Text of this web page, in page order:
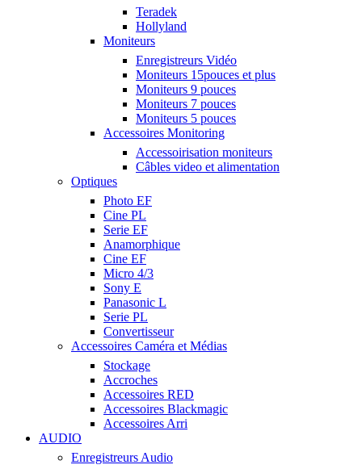
Teradek
Hollyland
Moniteurs
Enregistreurs Vidéo
Moniteurs 15pouces et plus
Moniteurs 9 pouces
Moniteurs 7 pouces
Moniteurs 5 pouces
Accessoires Monitoring
Accessoirisation moniteurs
Câbles video et alimentation
Optiques
Photo EF
Cine PL
Serie EF
Anamorphique
Cine EF
Micro 4/3
Sony E
Panasonic L
Serie PL
Convertisseur
Accessoires Caméra et Médias
Stockage
Accroches
Accessoires RED
Accessoires Blackmagic
Accessoires Arri
AUDIO
Enregistreurs Audio